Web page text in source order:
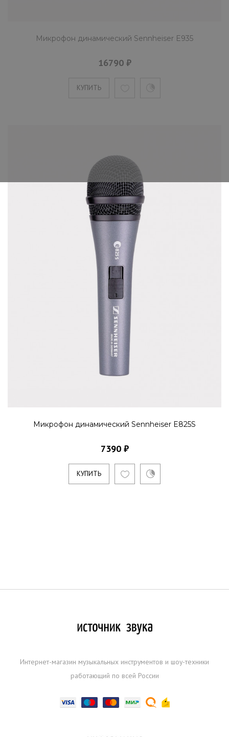
Микрофон динамический Sennheiser E935
16790 ₽
КУПИТЬ
Микрофон динамический Sennheiser E825S
7390 ₽
КУПИТЬ
Интернет-магазин музыкальных инструментов и шоу-техники
работающий по всей России